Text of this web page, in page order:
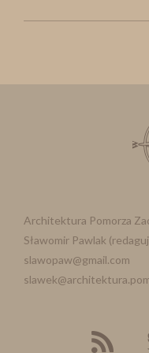
Architektura Pomorza
Sławomir Pawlak
slawopaw@gmail.com